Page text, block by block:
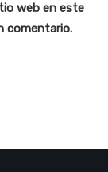
web en este
comentario.